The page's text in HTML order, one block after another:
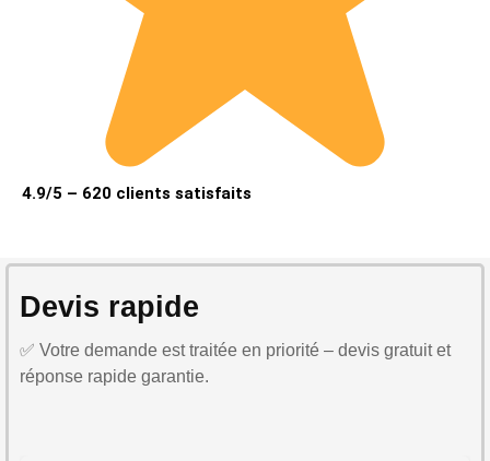
4.9/5 – 620 clients satisfaits
Devis rapide
✅ Votre demande est traitée en priorité – devis gratuit et
réponse rapide garantie.